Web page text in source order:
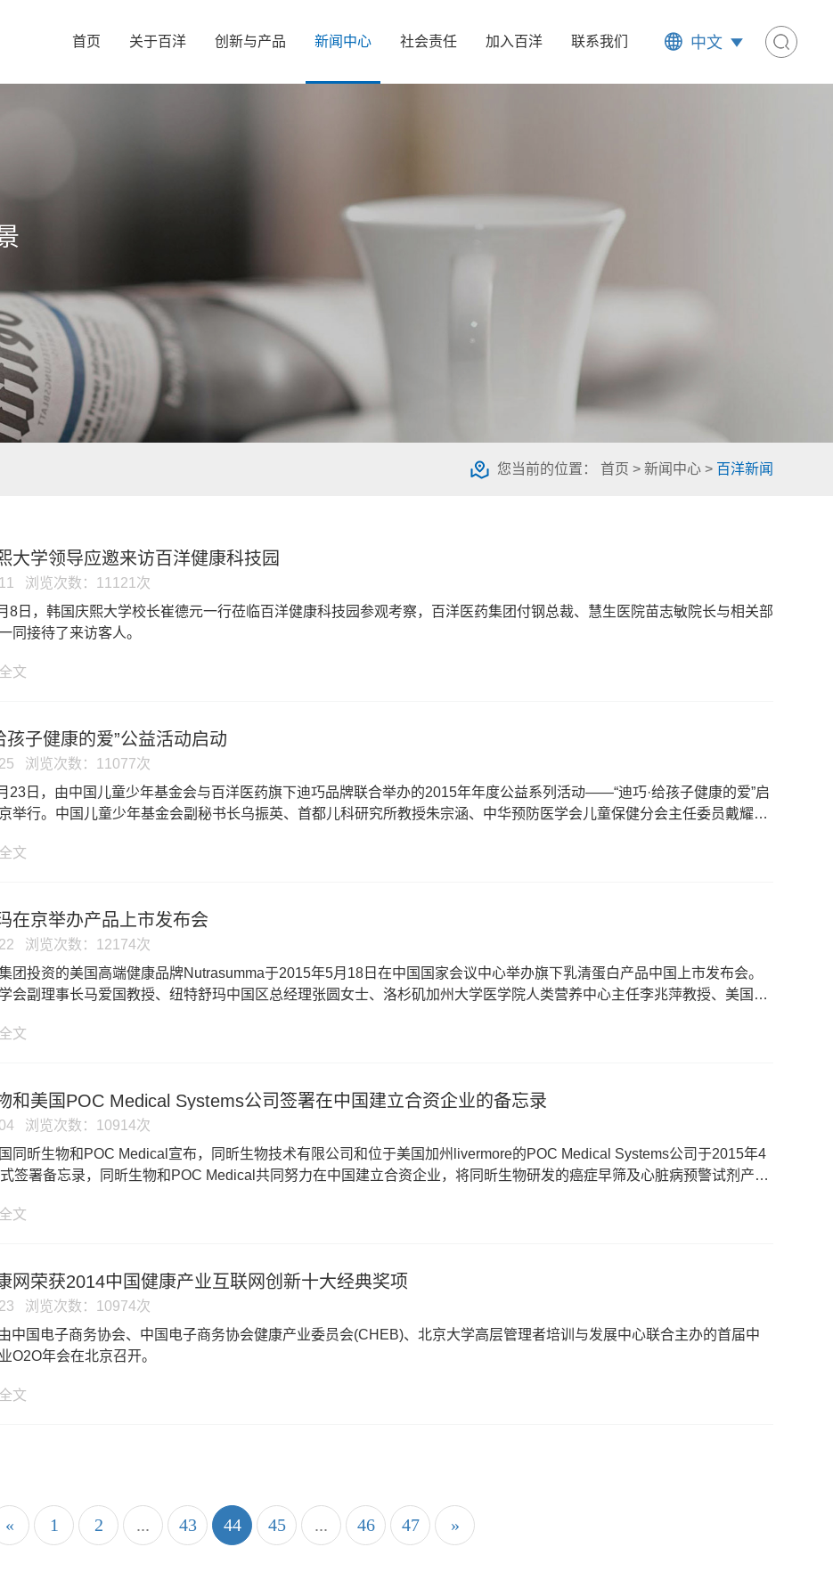
中文
首页 关于百洋 创新与产品 新闻中心 社会责任 加入百洋 联系我们
您当前的位置： 首页 > 新闻中心> 百洋新闻
大学领导应邀来访百洋健康科技园
浏览次数：11121次
8日，韩国庆熙大学校长崔德元一行莅临百洋健康科技园参观考察，百洋医药集团付钢总裁、慧生医院苗志敏院长与相关部
同接待了来访客人。
文
孩子健康的爱”公益活动启动
浏览次数：11077次
23日，由中国儿童少年基金会与百洋医药旗下迪巧品牌联合举办的2015年年度公益系列活动——“迪巧·给孩子健康的爱”启
举行。中国儿童少年基金会副秘书长乌振英、首都儿科研究所教授朱宗涵、中华预防医学会儿童保健分会主任委员戴耀
文
在京举办产品上市发布会
浏览次数：12174次
团投资的美国高端健康品牌Nutrasumma于2015年5月18日在中国国家会议中心举办旗下乳清蛋白产品中国上市发布会。
会副理事长马爱国教授、纽特舒玛中国区总经理张圆女士、洛杉矶加州大学医学院人类营养中心主任李兆萍教授、美国杜
文
和美国POC Medical Systems公司签署在中国建立合资企业的备忘录
浏览次数：10914次
同昕生物和POC Medical宣布，同昕生物技术有限公司和位于美国加州livermore的POC Medical Systems公司于2015年4
签署备忘录，同昕生物和POC Medical共同努力在中国建立合资企业，将同昕生物研发的癌症早筛及心脏病预警试剂产品
文
网荣获2014中国健康产业互联网创新十大经典奖项
浏览次数：10974次
中国电子商务协会、中国电子商务协会健康产业委员会(CHEB)、北京大学高层管理者培训与发展中心联合主办的首届中
O2O年会在北京召开。
文
« 1 2 ... 43 44 45 ... 46 47 »